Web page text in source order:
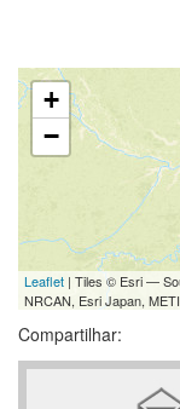
+
−
Leaflet | Tiles © Esri —
NRCAN, Esri Japan,
Compartilhar: